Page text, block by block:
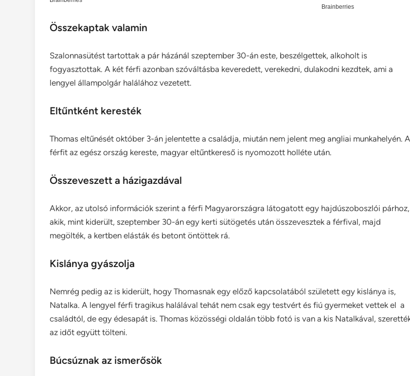
Összekaptak valamin
Szalonnasütést tartottak a pár házánál szeptember 30-án este, beszélgettek, alkoholt is
fogyasztottak. A két férfi azonban szóváltásba keveredett, verekedni, dulakodni kezdtek, ami a
lengyel állampolgár halálához vezetett.
Eltűntként keresték
Thomas eltűnését október 3-án jelentette a családja, miután nem jelent meg angliai munkahelyén. A
férfit az egész ország kereste, magyar eltűntkereső is nyomozott holléte után.
Összeveszett a házigazdával
Akkor, az utolsó információk szerint a férfi Magyarországra látogatott egy hajdúszoboszlói párhoz,
akik, mint kiderült, szeptember 30-án egy kerti sütögetés után összevesztek a férfival, majd
megölték, a kertben elásták és betont öntöttek rá.
Kislánya gyászolja
Nemrég pedig az is kiderült, hogy Thomasnak egy előző kapcsolatából született egy kislánya is,
Natalka. A lengyel férfi tragikus halálával tehát nem csak egy testvért és fiú gyermeket vettek el a
családtól, de egy édesapát is. Thomas közösségi oldalán több fotó is van a kis Natalkával,
az időt együtt tölteni.
Búcsúznak az ismerősök